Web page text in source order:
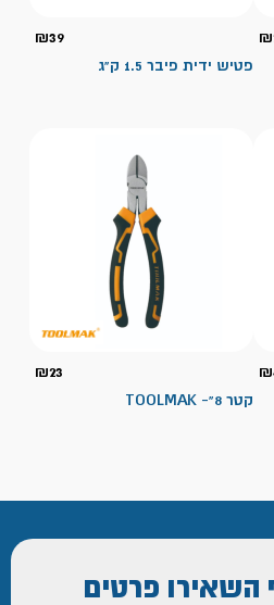
₪
₪39
פטיש ידית פיבר 1.5 ק"ג
₪
₪23
קטר 8"- TOOLMAK
השאירו פרטים